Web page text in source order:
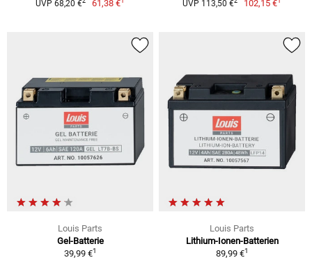
UVP 68,20 € 61,38 € UVP 113,50 € 102,15 €
Louis Parts
Gel-Batterie
39,99 €1
Louis Parts
Lithium-Ionen-Batterien
89,99 €1